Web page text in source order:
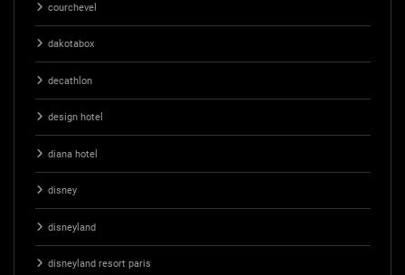
courchevel
dakotabox
decathlon
design hotel
diana hotel
disney
disneyland
disneyland resort paris